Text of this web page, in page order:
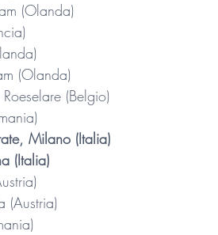
(Olanda)
(Olanda)
(Belgio)
Milano (Italia)
(Italia)